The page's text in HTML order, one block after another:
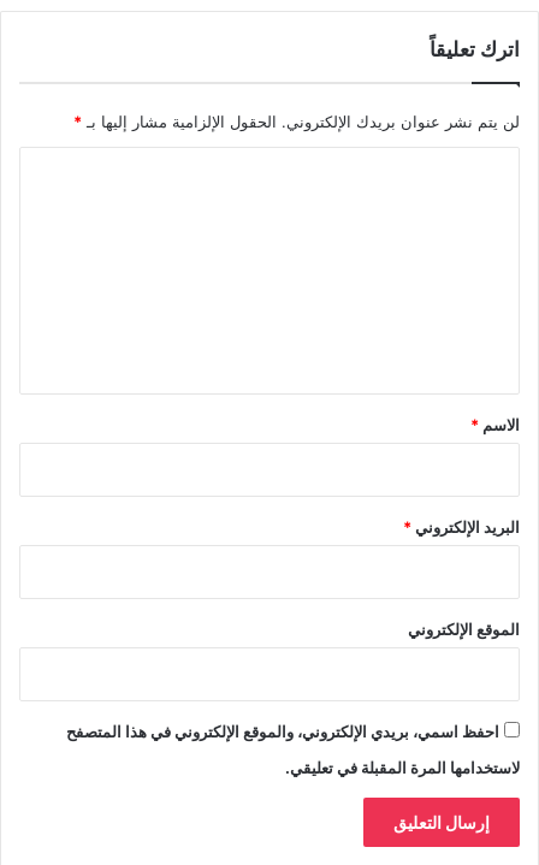
اترك تعليقاً
لن يتم نشر عنوان بريدك الإلكتروني. الحقول الإلزامية مشار إليها بـ *
*
الاسم *
البريد الإلكتروني*
الموقع الإلكتروني
احفظ اسمي، بريدي الإلكتروني، والموقع الإلكتروني في هذا المتصفح
لاستخدامها المرة المقبلة في تعليقي.